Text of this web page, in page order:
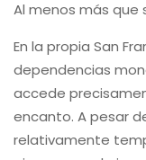
Al menos más que
En la propia San
dependencias
accede
encanto. A pesar
relativamente